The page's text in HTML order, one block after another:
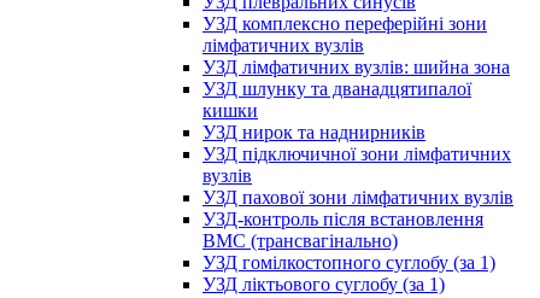
УЗД комплексно переферійні зони
лімфатичних вузлів
УЗД лімфатичних вузлів: шийна зона
УЗД шлунку та дванадцятипалої
кишки
УЗД нирок та наднирників
УЗД підключичної зони лімфатичних
вузлів
УЗД пахової зони лімфатичних вузлів
УЗД-контроль після встановлення
ВМС (трансвагінально)
УЗД гомілкостопного суглобу (за 1)
УЗД ліктьового суглобу (за 1)